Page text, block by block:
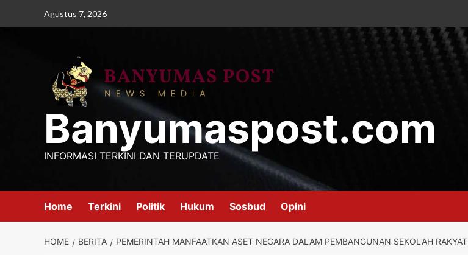
Agustus 7, 2026
Banyumaspost.com
INFORMASI TERKINI DAN TERUPDATE
Home Terkini Politik Hukum Sosbud Opini
HOME BERITA PEMERINTAH MANFAATKAN ASET NEGARA DALAM PEMBANGUNAN SEKOLAH RAKYAT